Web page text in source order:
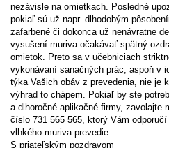
nezávisle na omietkach. Posledné
pokiaľ sú už napr. dlhodobým
zafarbené či dokonca už nenávratne
vysušení muriva očakávať spätný
omietok. Preto sa v učebniciach
vykonávaní sanačných prác, aspoň v
týka Vašich obáv z prevedenia, nie je
výhrad to chápem. Pokiaľ by ste
a dlhoročné aplikačné firmy, zavolajte
číslo 731 565 565, ktorý Vám
vlhkého muriva prevedie.
S priateľským pozdravom